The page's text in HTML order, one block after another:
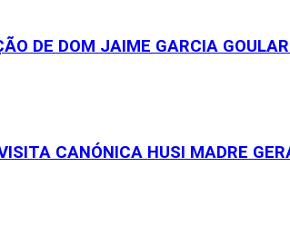
DE DOM JAIME GARCIA
CANÓNICA HUSI MADRE